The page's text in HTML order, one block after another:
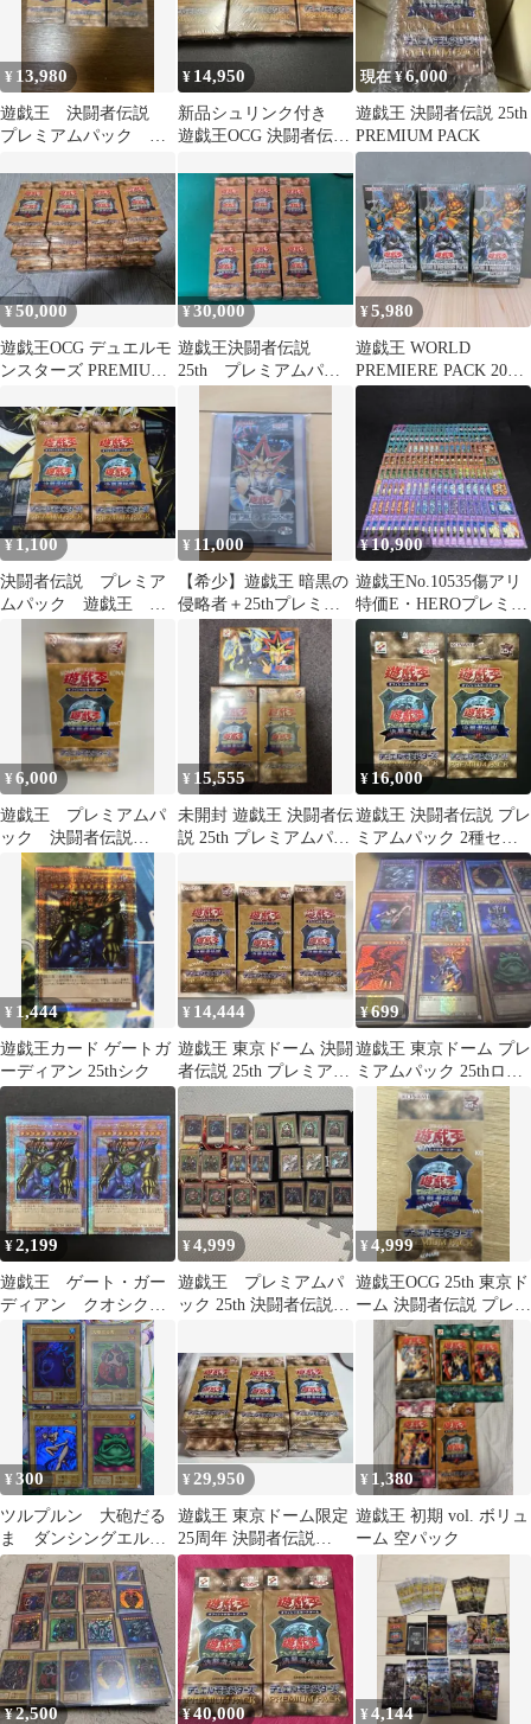
¥ 13,980
遊戯王 決闘者伝説
プレミアムパック
ックス
¥ 14,950
新品シュリンク付き
遊戯王OCG 決闘者伝説
3BOX
現在 ¥6,000
遊戯王 決闘者伝説 25th
PREMIUM PACK
¥50,000
遊戯王OCG デュエルモ
ンスターズ PREMIUM
¥30,000
遊戯王決闘者伝説
25th プレミアムパッ
¥5,980
遊戯王 WORLD
PREMIERE PACK 2026
シュリンク付き BOX
¥1,100
決闘者伝説 プレミア
ムパック 遊戯王
開封 2パック
¥ 11,000
【希少】遊戯王 暗黒の
侵略者＋25thプレミア
ムパック
¥10,900
遊戯王No.10535傷アリ
特価E・HEROプレミア
ムパックシークレット
153枚
¥6,000
遊戯王 プレミアムパ
ック 決闘者伝説
25th 東京ドーム 未
開封 ボックス
¥ 15,555
未開封 遊戯王 決闘者伝
説 25th プレミアムパッ
¥ 16,000
遊戯王 決闘者伝説 プレ
ミアムパック 2種セッ
ト
¥ 1,444
遊戯王カード ゲートガ
ーディアン 25thシク
¥ 14,444
遊戯王 東京ドーム 決闘
者伝説 25th プレミアム
パック 3箱 未開封
¥699
遊戯王 東京ドーム プレ
ミアムパック 25thロゴ
ありウルトラセット
TDPP
¥2,199
遊戯王 ゲート・ガー
ディアン クオシク２
枚 25th
¥4,999
遊戯王 プレミアムパ
ック 25th 決闘者伝説
¥4,999
遊戯王OCG 25th 東京ド
ーム 決闘者伝説 プレミ
アムパック 未開封
1BOX
¥300
ツルプルン 大砲だる
ま ダンシングエル
フ カエルスライム
復刻 遊戯王 プレミ
アムパック決闘者伝説
25th
¥29,950
遊戯王 東京ドーム限定
25周年 決闘者伝説
6BOX新品未開封 シュ
リンク 付き
¥ 1,380
遊戯王 初期 vol. ボリュ
ーム 空パック
¥2,500 ¥40,000 ¥4,144